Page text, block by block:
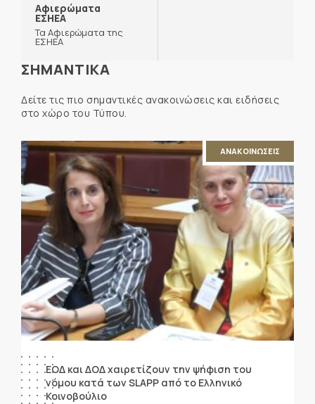
Αφιερώματα
ΕΣΗΕΑ
Τα Αφιερώματα της
ΕΣΗΕΑ
ΣΗΜΑΝΤΙΚΑ
Δείτε τις πιο σημαντικές ανακοινώσεις και ειδήσεις
στο χώρο του Τύπου.
ΑΝΑΚΟΙΝΩΣΕΙΣ
ΕΟΔ και ΔΟΔ χαιρετίζουν την ψήφιση του
νόμου κατά των SLAPP από το Ελληνικό
Κοινοβούλιο